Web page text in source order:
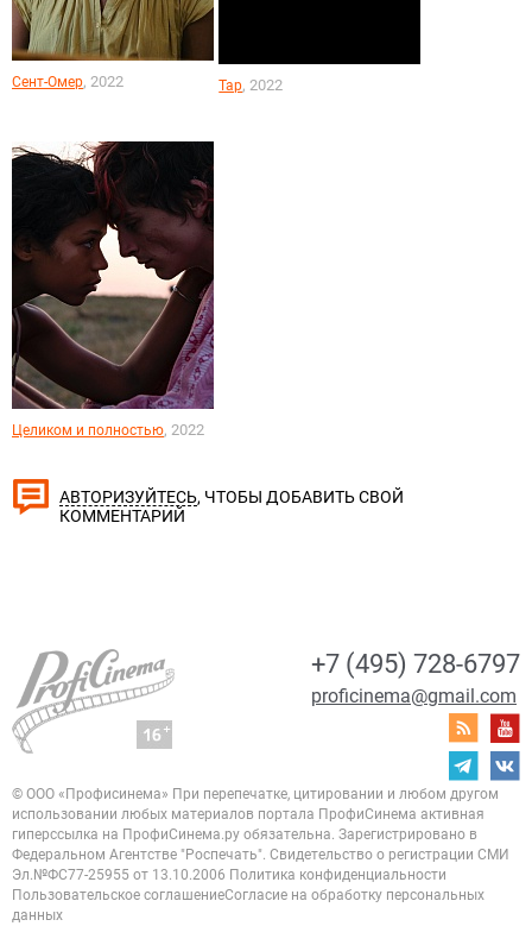
Сент-Омер, 2022 Тар, 2022
Целиком и полностью, 2022
АВТОРИЗУЙТЕСЬ, ЧТОБЫ ДОБАВИТЬ СВОЙ
КОММЕНТАРИЙ
+7 (495) 728-6797
proficinema@gmail.com
© ООО «Профисинема» При перепечатке, цитировании и любом другом
использовании любых материалов портала ПрофиСинема активная
гиперссылка на ПрофиСинема.ру обязательна. Зарегистрировано в
Федеральном Агентстве "Роспечать". Свидетельство о регистрации СМИ
Эл.№ФС77-25955 от 13.10.2006 Политика конфиденциальности
Пользовательское соглашениеСогласие на обработку персональных
данных